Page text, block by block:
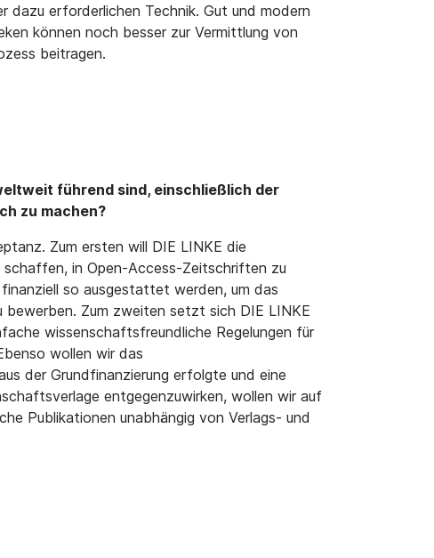
erforderlichen Technik. Gut und modern
können noch besser zur Vermittlung von
beitragen.
führend sind, einschließlich der
zu machen?
Zum ersten will DIE LINKE die
schaffen, in Open-Access-Zeitschriften zu
so ausgestattet werden, um das
bewerben. Zum zweiten setzt sich DIE LINKE
wissenschaftsfreundliche Regelungen für
wollen wir das
der Grundfinanzierung erfolgte und eine
entgegenzuwirken, wollen wir auf
Publikationen unabhängig von Verlags- und